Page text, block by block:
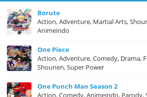
Boruto
Action, Adventure, Martial Arts,
Animeindo
One Piece
Action, Adventure, Comedy, Drama,
Shounen, Super Power
One Punch Man Season 2
Action, Comedy, Animeindo, Parody,